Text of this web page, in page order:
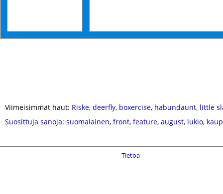
Viimeisimmät haut: Riske, deerfly, boxercise, habundaunt, little
Suosittuja sanoja: suomalainen, front, feature, august, lukio,
Tietoa